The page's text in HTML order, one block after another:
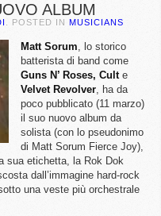
ALBUM
. POSTED IN MUSICIANS
Matt Sorum, lo storico
batterista di band come
Guns N’ Roses, Culte
Velvet Revolver, ha da
poco pubblicato (11 marzo)
il suo nuovo album da
solista (con lo pseudonimo
di Matt Sorum Fierce Joy),
sua etichetta, la Rok Dok
dall’immagine hard-rock
una veste più orchestrale